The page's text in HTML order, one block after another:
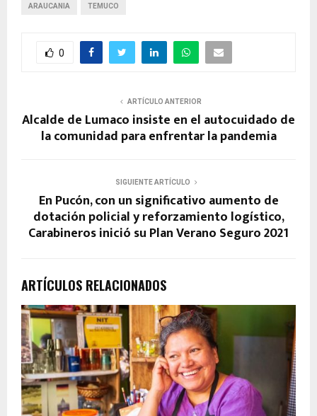
ARAUCANIA TEMUCO
0
ARTÍCULO ANTERIOR
Alcalde de Lumaco insiste en el autocuidado de
la comunidad para enfrentar la pandemia
SIGUIENTE ARTÍCULO
En Pucón, con un significativo aumento de
dotación policial y reforzamiento logístico,
Carabineros inició su Plan Verano Seguro 2021
ARTÍCULOS RELACIONADOS